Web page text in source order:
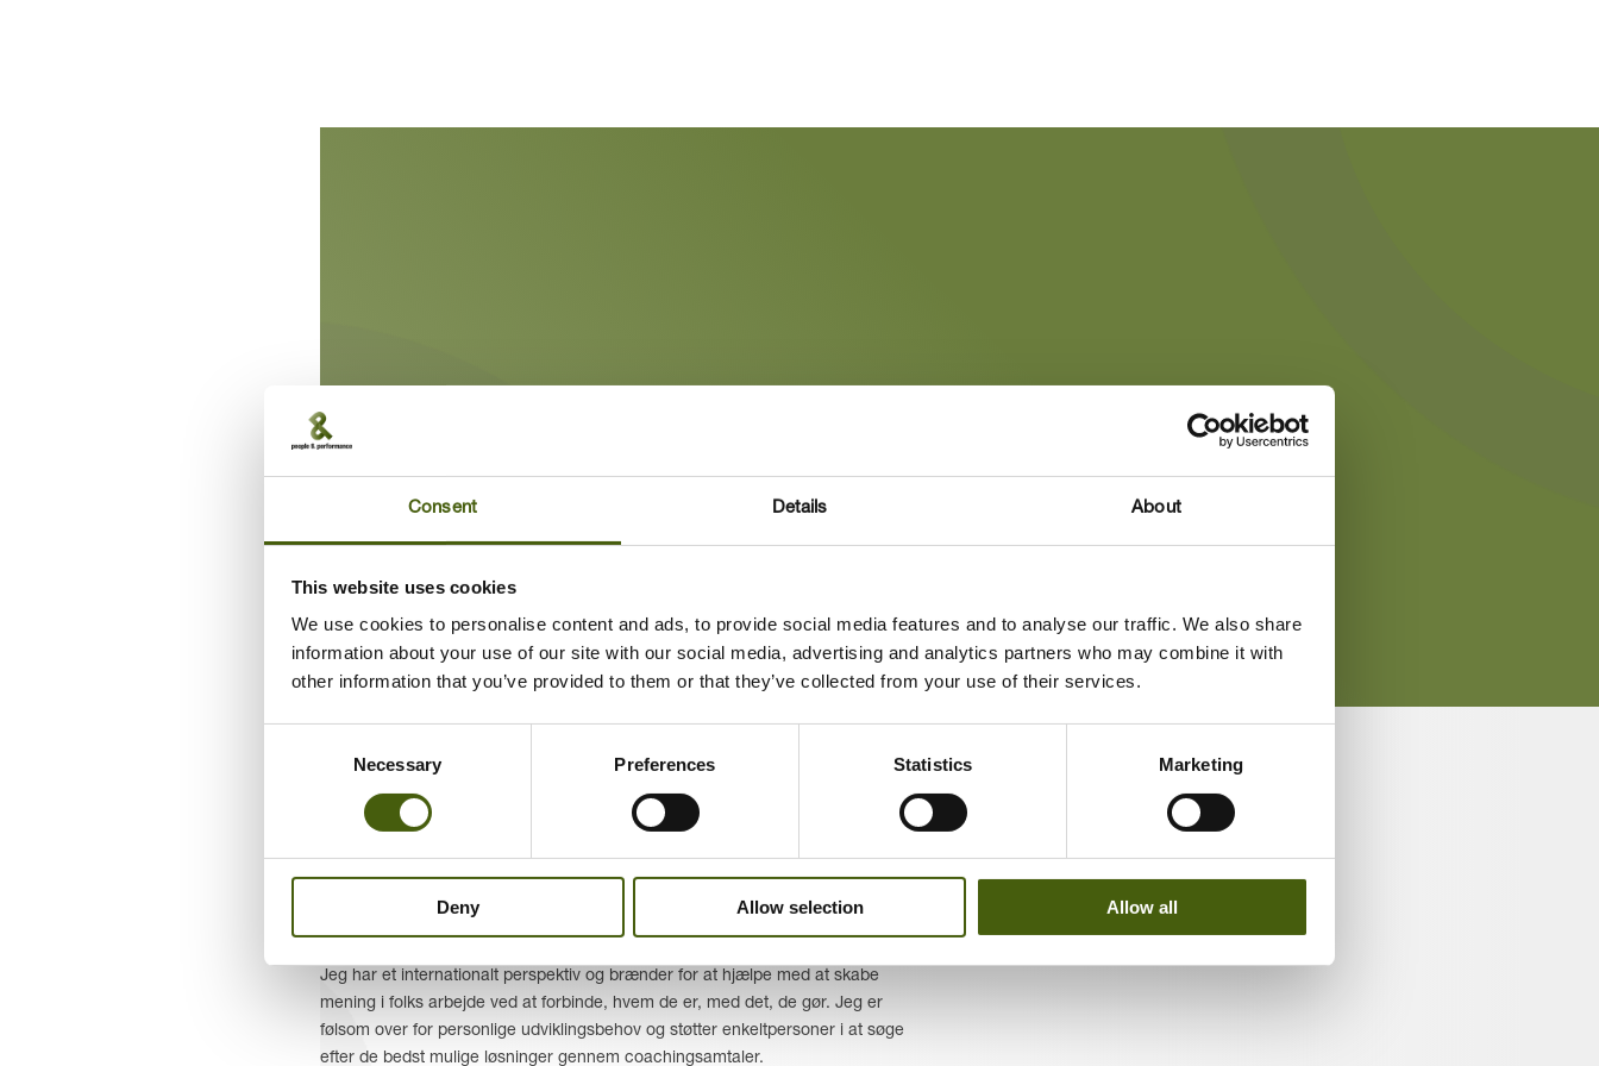
Consent Details About
This website uses cookies
We use cookies to personalise content and ads, to provide social media features and to analyse our traffic. We also share
information about your use of our site with our social media, advertising and analytics partners who may combine it with
other information that you’ve provided to them or that they’ve collected from your use of their services.
Necessary Preferences Statistics Marketing
Deny Allow selection Allow all
Siden 1997 har jeg erhvervet mig international erfaring, med at styre alle
aspekter af mellemstore til store forretninger, HR-ledelse og talentudvikling i
detailhandel. Med den baggrund bringer jeg dynamisk og erfaringsbaseret
indsigt til præsentationer om personlig og organisatorisk effektivitet og
udvikling.
Jeg har et internationalt perspektiv og brænder for at hjælpe med at skabe
mening i folks arbejde ved at forbinde, hvem de er, med det, de gør. Jeg er
følsom over for personlige udviklingsbehov og støtter enkeltpersoner i at søge
efter de bedst mulige løsninger gennem coachingsamtaler.
Executive Coach & Facilitator, LHH
Asia Human Resources Head, CIT Financial Service